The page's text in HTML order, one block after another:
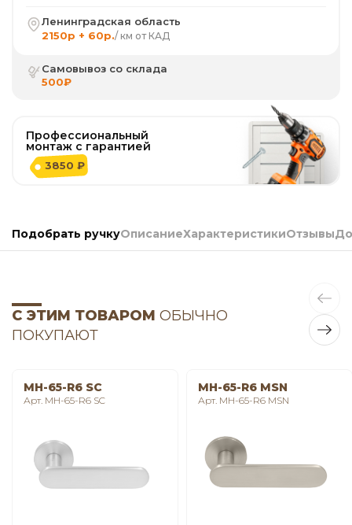
Ленинградская область
2150р + 60р./ км от КАД
Самовывоз со склада
500₽
Профессиональный
монтаж с гарантией
3850 ₽
Подобрать ручкуОписаниеХарактеристикиОтзывы
С ЭТИМ ТОВАРОМ ОБЫЧНО
ПОКУПАЮТ
MH-65-R6 SC
Арт. MH-65-R6 SC
MH-65-R6 MSN
Арт. MH-65-R6 MSN